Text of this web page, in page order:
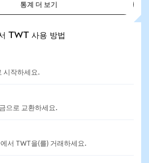
통계 더 보기
TWT 사용 방법
시작하세요.
으로 교환하세요.
서 TWT을(를) 거래하세요.